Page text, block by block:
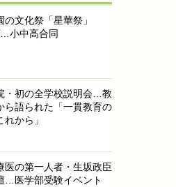
の文化祭「星華祭」
小中高合同
・初の全学校説明会…教
ら語られた「一貫教育の
れから」
医の第一人者・生坂政臣
…医学部受験イベント